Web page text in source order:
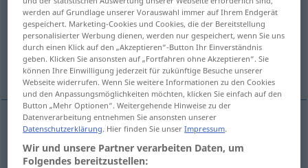
Übersicht aller Übersetzungen
(Für mehr Details die Übersetzung anklicken/antippen)
Nagy-Britannia
Großbritannien
werden auf Grundlage unserer Vorauswahl immer auf Ihrem Endgerät
gespeichert. Marketing-Cookies und Cookies, die der Bereitstellung
personalisierter Werbung dienen, werden nur gespeichert, wenn Sie uns
durch einen Klick auf den „Akzeptieren“-Button Ihr Einverständnis
geben. Klicken Sie ansonsten auf „Fortfahren ohne Akzeptieren“. Sie
können Ihre Einwilligung jederzeit für zukünftige Besuche unserer
Webseite widerrufen. Wenn Sie weitere Informationen zu den Cookies
und den Anpassungsmöglichkeiten möchten, klicken Sie einfach auf den
Button „Mehr Optionen“. Weitergehende Hinweise zu der
Datenverarbeitung entnehmen Sie ansonsten unserer
Datenschutzerklärung. Hier finden Sie unserImpressum.
Wir und unsere Partner verarbeiten Daten, um
Folgendes bereitzustellen: